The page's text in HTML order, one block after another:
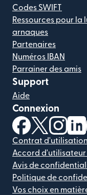
Codes SWIFT
Ressources pour la
arnaques
Partenaires
Numéros IBAN
Parrainer des amis
Support
Aide
Connexion
(s'ouvre dans
(s'ouvre
Contrat d'utilisation
Accord d'utilisateur
Avis de
Politique de
Vos choix en